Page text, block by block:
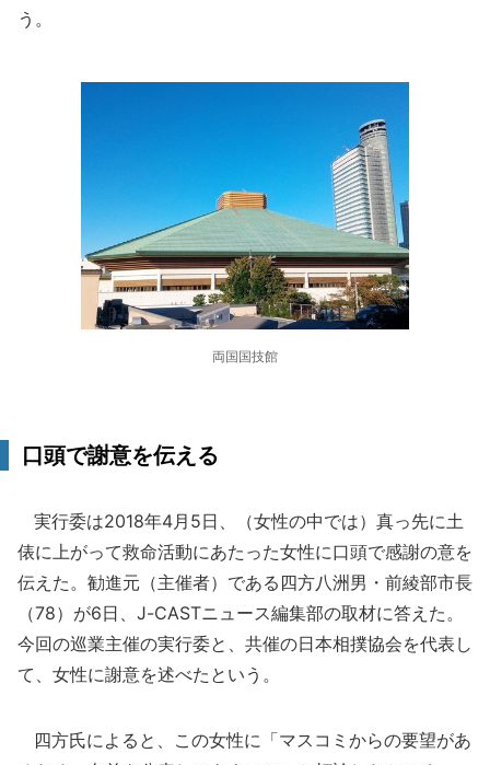
う。
両国国技館
口頭で謝意を伝える
実行委は2018年4月5日、（女性の中では）真っ先に土
俵に上がって救命活動にあたった女性に口頭で感謝の意を
伝えた。勧進元（主催者）である四方八洲男・前綾部市長
（78）が6日、J-CASTニュース編集部の取材に答えた。
今回の巡業主催の実行委と、共催の日本相撲協会を代表し
て、女性に謝意を述べたという。
四方氏によると、この女性に「マスコミからの要望があ